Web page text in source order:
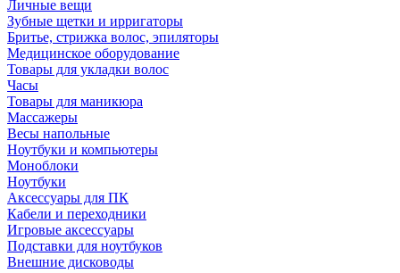
Личные вещи
Зубные щетки и ирригаторы
Бритье, стрижка волос, эпиляторы
Медицинское оборудование
Товары для укладки волос
Часы
Товары для маникюра
Массажеры
Весы напольные
Ноутбуки и компьютеры
Моноблоки
Ноутбуки
Аксессуары для ПК
Кабели и переходники
Игровые аксессуары
Подставки для ноутбуков
Внешние дисководы